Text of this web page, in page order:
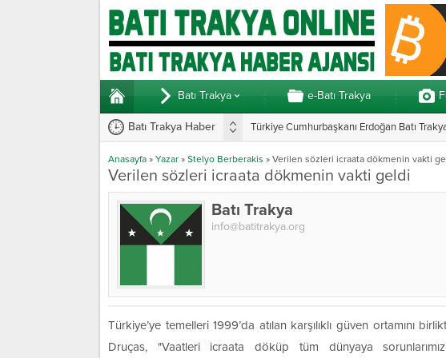
Batı Trakya e-Batı Trakya
Batı Trakya Haber Türkiye Cumhurbaşkanı Erdoğan Batı
Anasayfa » Yazar » Stelyo Berberakis » Verilen sözleri icraata dökmenin vakti
Verilen sözleri icraata dökmenin vakti geldi
Batı Trakya
info@batitrakya.org
Türkiye’ye temelleri 1999’da atılan karşılıklı güven ortamını
Druças, "Vaatleri icraata döküp tüm dünyaya